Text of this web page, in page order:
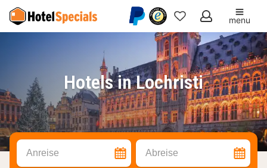
Meine
Favoriten
menu
Hotels in Lochristi
Anreise Abreise